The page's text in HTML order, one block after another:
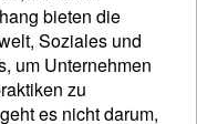
bieten die
Soziales und
um Unternehmen
zu
es nicht darum,
verwendet.